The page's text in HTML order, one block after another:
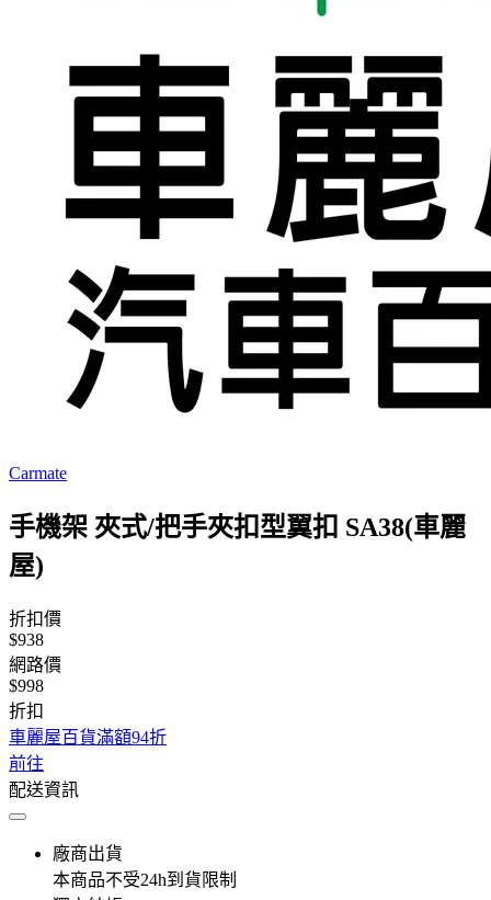
Carmate
手機架 夾式/把手夾扣型翼扣 SA38(車麗
屋)
折扣價
$938
網路價
$998
折扣
車麗屋百貨滿額94折
前往
配送資訊
廠商出貨
本商品不受24h到貨限制